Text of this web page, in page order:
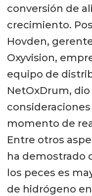
conversión de
crecimiento.
Hovden,
Oxyvision,
equipo de
NetOxDrum,
momento de
Entre otros
ha demostrado
los peces es
de hidrógeno